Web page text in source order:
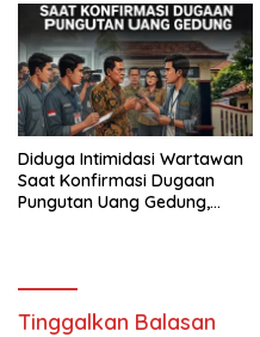
Diduga Intimidasi Wartawan
Saat Konfirmasi Dugaan
Pungutan Uang Gedung,
Tinggalkan Balasan